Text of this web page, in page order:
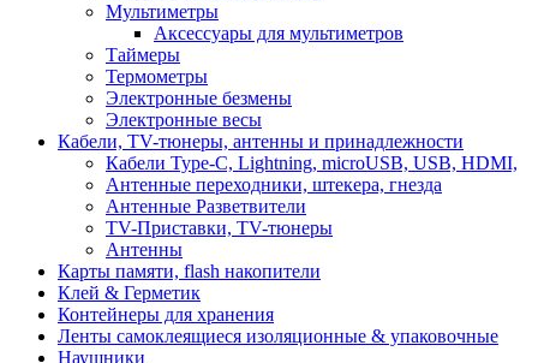
Мультиметры
Аксессуары для мультиметров
Таймеры
Термометры
Электронные безмены
Электронные весы
Кабели, TV-тюнеры, антенны и принадлежности
Кабели Type-C, Lightning, microUSB, USB, HDMI,
Антенные переходники, штекера, гнезда
Антенные Разветвители
TV-Приставки, TV-тюнеры
Антенны
Карты памяти, flash накопители
Клей & Герметик
Контейнеры для хранения
Ленты самоклеящиеся изоляционные & упаковочные
Наушники